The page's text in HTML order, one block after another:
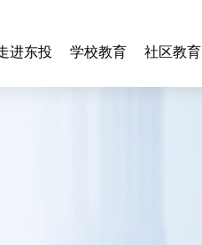
进东投 学校教育 社区教育